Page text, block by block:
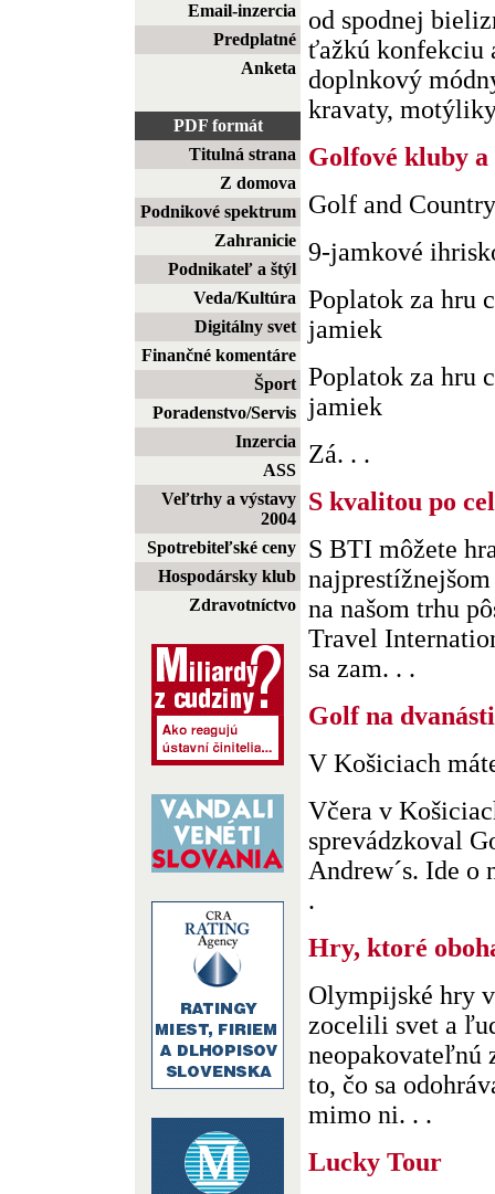
Email-inzercia
Predplatné
Anketa
PDF formát
Titulná strana
Z domova
Podnikové spektrum
Zahranicie
Podnikateľ a štýl
Veda/Kultúra
Digitálny svet
Finančné komentáre
Šport
Poradenstvo/Servis
Inzercia
ASS
Veľtrhy a výstavy
2004
Spotrebiteľské ceny
Hospodársky klub
Zdravotníctvo
od spodnej
ťažkú konfekciu
doplnkový
kravaty,
Golfové kluby a
Golf and
9-jamkové
Poplatok za hru
jamiek
Poplatok za hru
jamiek
Zá. . .
S kvalitou po
S BTI môžete
na našom trhu
Travel
sa zam. . .
Golf na
V Košiciach
Včera v
sprevádzkoval
Andrew´s. Ide
.
Hry, ktoré
Olympijské hry
zocelili svet a
neopakovateľnú
to, čo sa
mimo ni. . .
Lucky Tour